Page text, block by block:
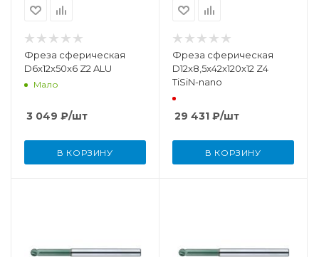
Фреза сферическая
D6x12x50x6 Z2 ALU
Мало
3 049 ₽/шт
В КОРЗИНУ
Фреза сферическая
D12x8,5x42x120x12 Z4
TiSiN-nano
29 431 ₽/шт
В КОРЗИНУ